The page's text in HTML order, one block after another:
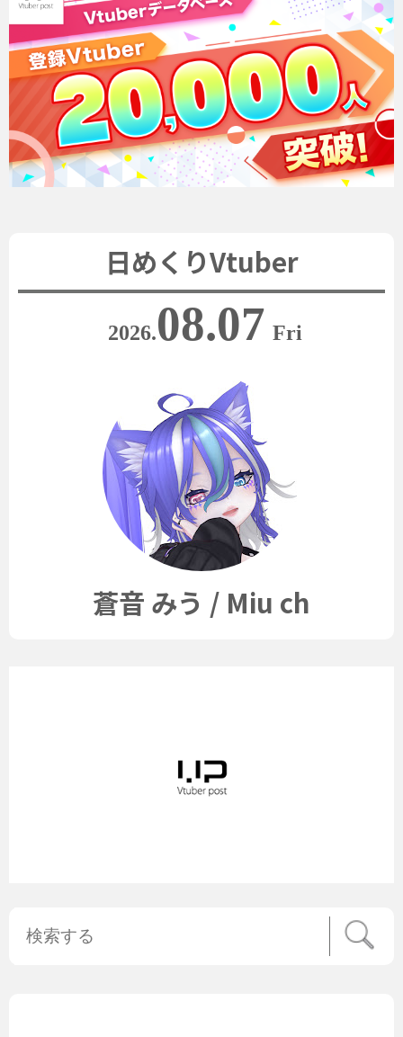
日めくりVtuber
2026.08.07 Fri
蒼音 みう / Miu ch